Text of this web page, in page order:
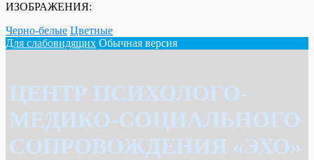
ИЗОБРАЖЕНИЯ:
Черно-белые Цветные
Для слабовидящих Обычная версия
ЦЕНТР ПСИХОЛОГО-
МЕДИКО-СОЦИАЛЬНОГО
СОПРОВОЖДЕНИЯ «ЭХО»